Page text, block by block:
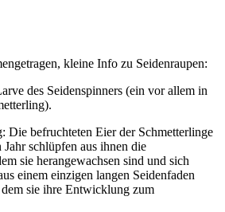
kleine Info zu Seidenraupen:
des Seidenspinners (ein vor allem in
befruchteten Eier der Schmetterlinge
schlüpfen aus ihnen die
sie herangewachsen sind und sich
einem einzigen langen Seidenfaden
sie ihre Entwicklung zum